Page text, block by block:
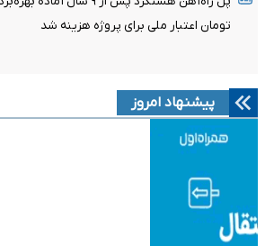
تومان اعتبار ملی برای پروژه هزینه شد
پیشنهاد امروز